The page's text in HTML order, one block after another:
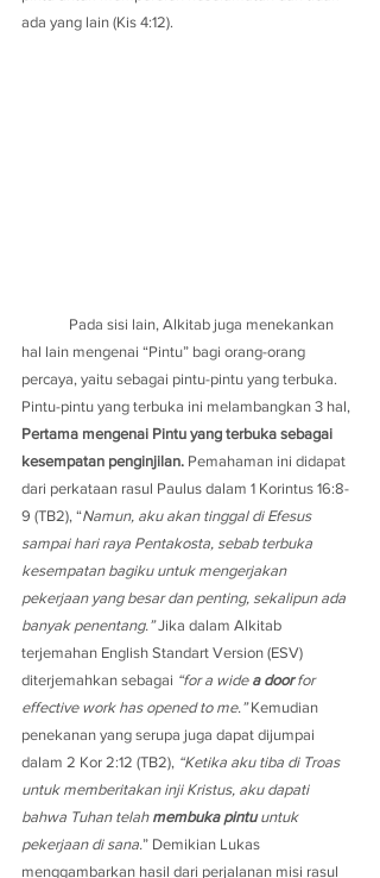
ada yang lain (Kis 4:12).
hal lain mengenai “Pintu” bagi orang-orang
percaya, yaitu sebagai pintu-pintu yang terbuka.
Pintu-pintu yang terbuka ini melambangkan 3 hal,
Pertama mengenai Pintu yang terbuka sebagai
kesempatan penginjilan. Pemahaman ini didapat
dari perkataan rasul Paulus dalam 1 Korintus 16:8-
9 (TB2), “Namun, aku akan tinggal di Efesus
sampai hari raya Pentakosta, sebab terbuka
kesempatan bagiku untuk mengerjakan
pekerjaan yang besar dan penting, sekalipun ada
banyak penentang.” Jika dalam Alkitab
terjemahan English Standart Version (ESV)
diterjemahkan sebagai “for a wide a door for
effective work has opened to me.” Kemudian
penekanan yang serupa juga dapat dijumpai
dalam 2 Kor 2:12 (TB2), “Ketika aku tiba di Troas
untuk memberitakan inji Kristus, aku dapati
bahwa Tuhan telah membuka pintu untuk
pekerjaan di sana.” Demikian Lukas
menggambarkan hasil dari perjalanan misi rasul